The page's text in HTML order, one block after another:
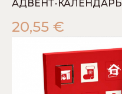
АДВЕНТ-КАЛЕНДАРЬ
20,55 €